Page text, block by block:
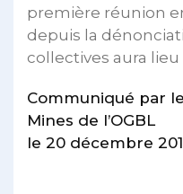
première réunion
depuis la
collectives aura
Communiqué par
Mines de l’OGBL
le 20 décembre